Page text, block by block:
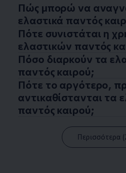
Πώς μπορώ να
ελαστικά παντός
Πότε συνιστάται η
ελαστικών παντός
Πόσο διαρκούν τα
παντός καιρού;
Πότε το αργότερο,
αντικαθίστανται τα
παντός καιρού;
Περισσότερα